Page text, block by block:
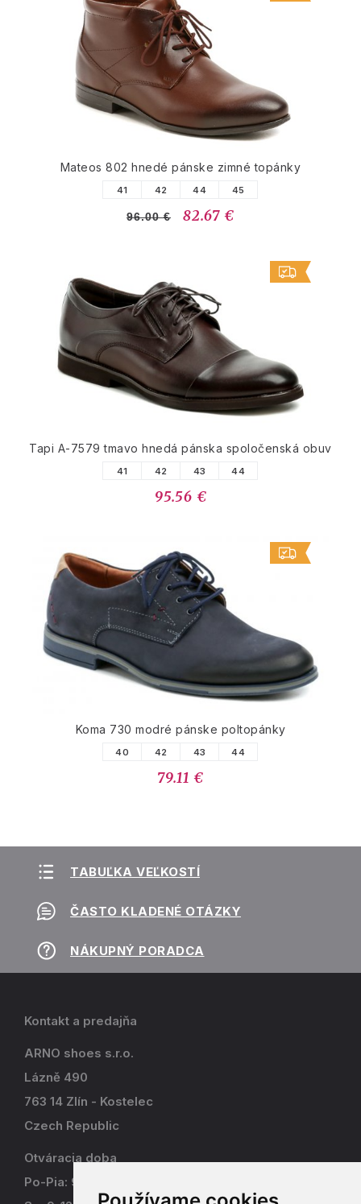
Mateos 802 hnedé pánske zimné topánky
41 42 44 45
96.00 € 82.67 €
Tapi A-7579 tmavo hnedá pánska spoločenská obuv
41 42 43 44
95.56 €
Koma 730 modré pánske poltopánky
40 42 43 44
79.11 €
TABUĽKA VEĽKOSTÍ
ČASTO KLADENÉ OTÁZKY
NÁKUPNÝ PORADCA
Kontakt a predajňa
ARNO shoes s.r.o.
Lázně 490
763 14 Zlín - Kostelec
Czech Republic
Otváracia doba
Po-Pia: 9-17